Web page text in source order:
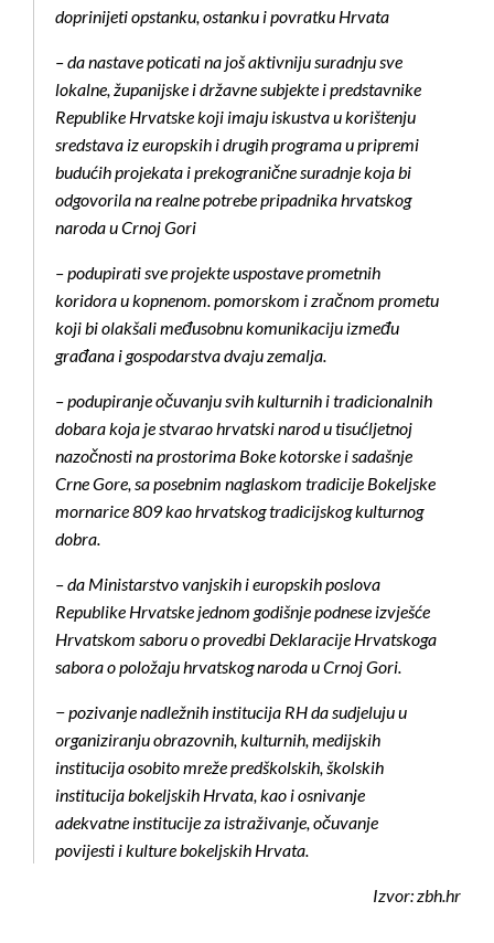
doprinijeti opstanku, ostanku i povratku Hrvata
– da nastave poticati na još aktivniju suradnju sve
lokalne, županijske i državne subjekte i predstavnike
Republike Hrvatske koji imaju iskustva u korištenju
sredstava iz europskih i drugih programa u pripremi
budućih projekata i prekogranične suradnje koja bi
odgovorila na realne potrebe pripadnika hrvatskog
naroda u Crnoj Gori
– podupirati sve projekte uspostave prometnih
koridora u kopnenom. pomorskom i zračnom prometu
koji bi olakšali međusobnu komunikaciju između
građana i gospodarstva dvaju zemalja.
– podupiranje očuvanju svih kulturnih i tradicionalnih
dobara koja je stvarao hrvatski narod u tisućljetnoj
nazočnosti na prostorima Boke kotorske i sadašnje
Crne Gore, sa posebnim naglaskom tradicije Bokeljske
mornarice 809 kao hrvatskog tradicijskog kulturnog
dobra.
– da Ministarstvo vanjskih i europskih poslova
Republike Hrvatske jednom godišnje podnese izvješće
Hrvatskom saboru o provedbi Deklaracije Hrvatskoga
sabora o položaju hrvatskog naroda u Crnoj Gori.
− pozivanje nadležnih institucija RH da sudjeluju u
organiziranju obrazovnih, kulturnih, medijskih
institucija osobito mreže predškolskih, školskih
institucija bokeljskih Hrvata, kao i osnivanje
adekvatne institucije za istraživanje, očuvanje
povijesti i kulture bokeljskih Hrvata.
Izvor: zbh.hr